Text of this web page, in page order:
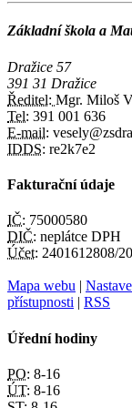
Základní škola a
Dražice 57
391 31 Dražice
Ředitel: Mgr. Miloš
Tel: 391 001 636
E-mail:
IDDS: re2k7e2
Fakturační údaje
IČ: 75000580
DIČ: neplátce DPH
Účet: 2401612808/
Mapa webu |
přístupnosti | RSS
Úřední hodiny
PO: 8-16
ÚT: 8-16